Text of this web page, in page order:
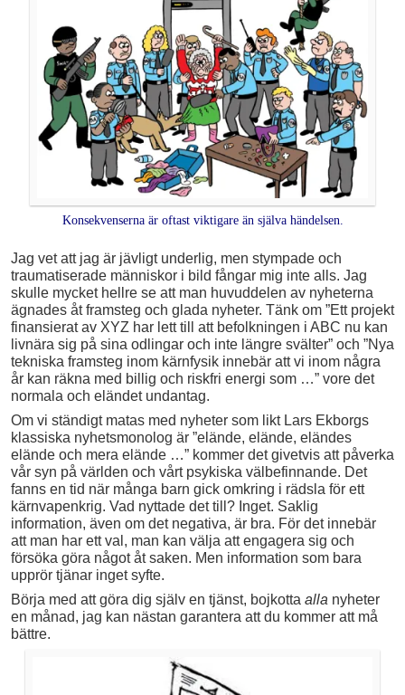
Konsekvenserna är oftast viktigare än själva händelsen.
Jag vet att jag är jävligt underlig, men stympade och
traumatiserade människor i bild fångar mig inte alls. Jag
skulle mycket hellre se att man huvuddelen av nyheterna
ägnades åt framsteg och glada nyheter. Tänk om ”Ett projekt
finansierat av XYZ har lett till att befolkningen i ABC nu kan
livnära sig på sina odlingar och inte längre svälter” och ”Nya
tekniska framsteg inom kärnfysik innebär att vi inom några
år kan räkna med billig och riskfri energi som …” vore det
normala och eländet undantag.
Om vi ständigt matas med nyheter som likt Lars Ekborgs
klassiska nyhetsmonolog är ”elände, elände, eländes
elände och mera elände …” kommer det givetvis att påverka
vår syn på världen och vårt psykiska välbefinnande. Det
fanns en tid när många barn gick omkring i rädsla för ett
kärnvapenkrig. Vad nyttade det till? Inget. Saklig
information, även om det negativa, är bra. För det innebär
att man har ett val, man kan välja att engagera sig och
försöka göra något åt saken. Men information som bara
upprör tjänar inget syfte.
Börja med att göra dig själv en tjänst, bojkotta alla nyheter
en månad, jag kan nästan garantera att du kommer att må
bättre.